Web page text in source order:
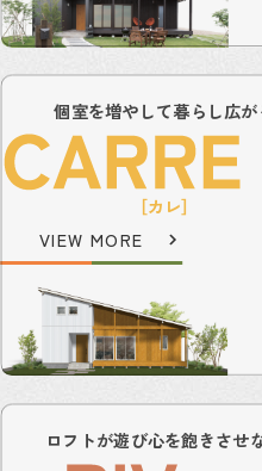
個室を増やして暮らし広が
［カレ］
VIEW MORE
ロフトが遊び心を飽きさせ